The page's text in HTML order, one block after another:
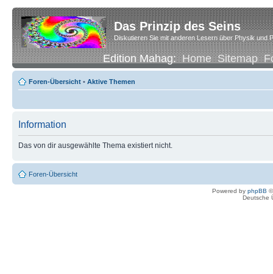
Das Prinzip des Seins
Diskutieren Sie mit anderen Lesern über Physik und
Edition Mahag:Home Sitemap
Foren-Übersicht • Aktive Themen
Information
Das von dir ausgewählte Thema existiert nicht.
Foren-Übersicht
Powered by phpBB
Deutsche